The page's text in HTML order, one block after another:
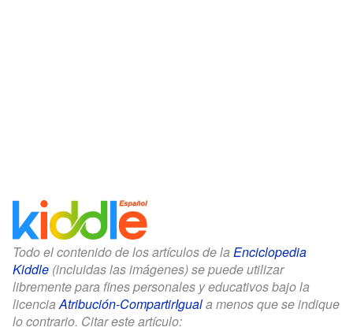
Todo el contenido de los artículos de la Enciclopedia
Kiddle (incluidas las imágenes) se puede utilizar
libremente para fines personales y educativos bajo la
licenciaAtribución-CompartirIguala menos que se indique
lo contrario. Citar este artículo: